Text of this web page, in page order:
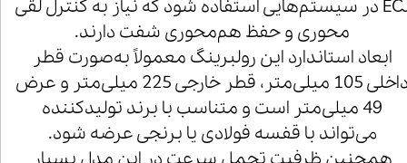
ECJ در سیستم‌هایی استفاده شود که نیاز به کنترل لقی
محوری و حفظ هم‌محوری شفت دارند.
ابعاد استاندارد این رولبرینگ معمولاً به‌صورت قطر
داخلی 105 میلی‌متر، قطر خارجی 225 میلی‌متر و عرض
49 میلی‌متر است و متناسب با برند تولیدکننده
می‌تواند با قفسه فولادی یا برنجی عرضه شود.